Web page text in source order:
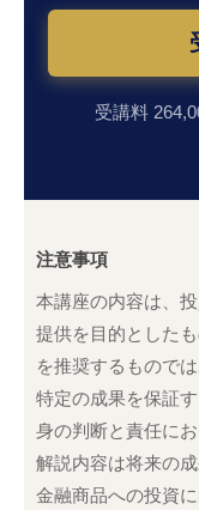
受講料
注意事項
本講座の内容は、
提供を目的とした
を推奨するもので
特定の成果を保証
身の判断と責任に
解説内容は将来の
金融商品への投資